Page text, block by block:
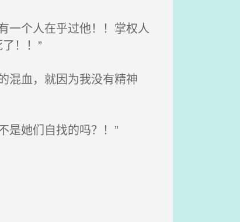
一个人在乎过他！！掌权人
！！”
混血，就因为我没有精神
是她们自找的吗？！”